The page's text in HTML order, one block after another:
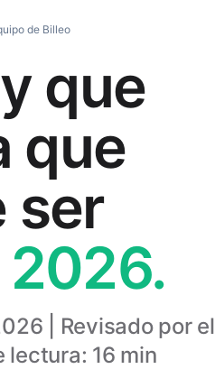
de Billeo
que
que
ser
2026.
| Revisado por el
lectura: 16 min